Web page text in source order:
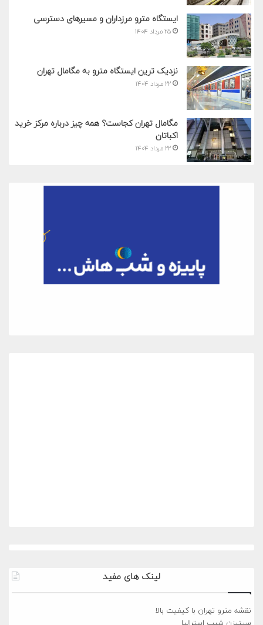
ایستگاه مترو مرزداران و مسیرهای دسترسی
۲۵ مرداد ۱۴۰۴
نزدیک ترین ایستگاه مترو به مگامال تهران
۲۲ مرداد ۱۴۰۴
مگامال تهران کجاست؟ همه چیز درباره مرکز خرید
اکباتان
۲۲ مرداد ۱۴۰۴
لینک های مفید
نقشه مترو تهران با کیفیت بالا